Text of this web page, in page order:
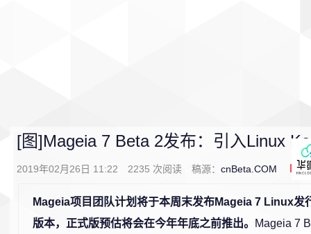
[图]Mageia 7 Beta 2发布：引入Linux
2019年02月26日 11:22 2235 次阅读 稿源： cnBeta.COM 0
Mageia项目团队计划将于本周末发布Mageia 7 Linux发
版本，正式版预估将会在今年年底之前推出。
Mageia 7